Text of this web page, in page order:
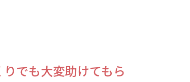
でも大変助けてもら